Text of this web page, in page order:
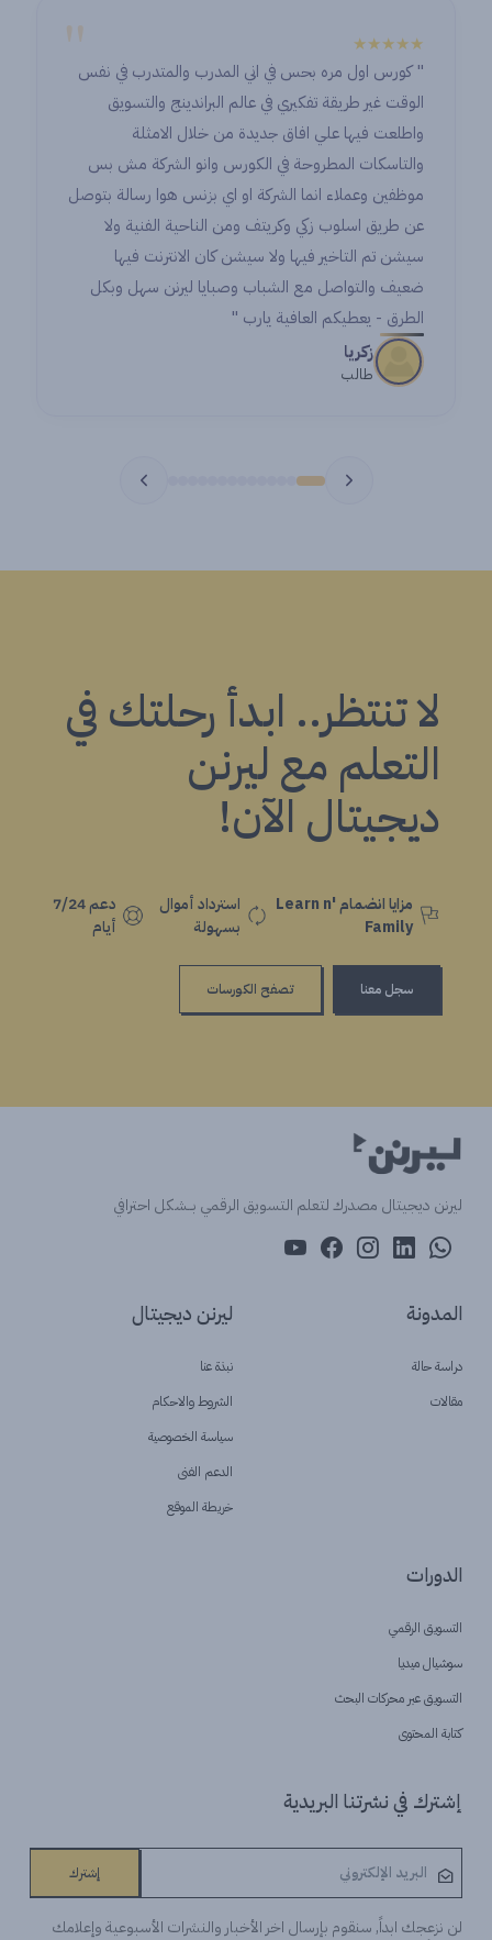
"
★★★★★
" كورس اول مره بحس في اني المدرب والمتدرب في نفس
الوقت غير طريقة تفكيري في عالم البراندينج والتسويق
واطلعت فيها علي افاق جديدة من خلال الامثلة
والتاسكات المطروحة في الكورس وانو الشركة مش بس
موظفين وعملاء انما الشركة او اي بزنس هوا رسالة بتوصل
عن طريق اسلوب زكي وكريتف ومن الناحية الفنية ولا
سيشن تم التاخير فيها ولا سيشن كان الانترنت فيها
ضعيف والتواصل مع الشباب وصبايا ليرنن سهل وبكل
الطرق - يعطيكم العافية يارب "
زكريا
طالب
لا تنتظر.. ابدأ رحلتك في
التعلم مع ليرنن
ديجيتال الآن!
مزايا انضمام Learn n'
Family
استرداد أموال
بسهولة
دعم 7/24
أيام
سجل معنا تصفح الكورسات
ليرنن ديجيتال مصدرك لتعلم التسويق الرقمي بــشكل احترافي
المدونة
دراسة حالة
مقالات
ليرنن ديجيتال
نبذة عنا
الشروط والاحكام
سياسة الخصوصية
الدعم الفنى
خريطة الموقع
الدورات
التسويق الرقمي
سوشيال ميديا
التسويق عبر محركات البحث
كتابة المحتوى
إشترك في نشرتنا البريدية
إشترك
لن نزعجك ابداً, سنقوم بإرسال اخر الأخبار والنشرات الأسبوعية وإعلامك